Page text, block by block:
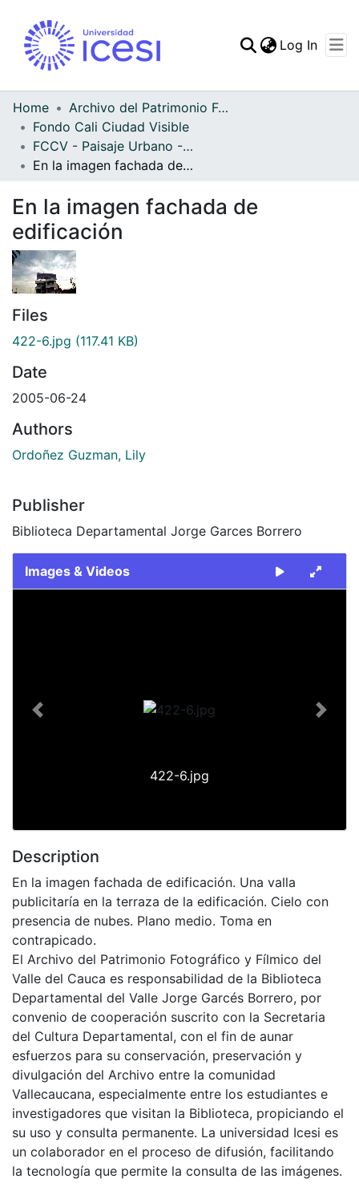
Log In
Home
Archivo del Patrimonio Fotográfico y Fílmico del Valle del Cauca
Fondo Cali Ciudad Visible
FCCV - Paisaje Urbano - Patrimonial
En la imagen fachada de edificación
En la imagen fachada de
edificación
Files
422-6.jpg (117.41 KB)
Date
2005-06-24
Authors
Ordoñez Guzman, Lily
Publisher
Biblioteca Departamental Jorge Garces Borrero
Images & Videos
422-6.jpg
Previous Next
Description
En la imagen fachada de edificación. Una valla
publicitaría en la terraza de la edificación. Cielo con
presencia de nubes. Plano medio. Toma en
contrapicado.
El Archivo del Patrimonio Fotográfico y Fílmico del
Valle del Cauca es responsabilidad de la Biblioteca
Departamental del Valle Jorge Garcés Borrero, por
convenio de cooperación suscrito con la Secretaria
del Cultura Departamental, con el fin de aunar
esfuerzos para su conservación, preservación y
divulgación del Archivo entre la comunidad
Vallecaucana, especialmente entre los estudiantes e
investigadores que visitan la Biblioteca, propiciando el
su uso y consulta permanente. La universidad Icesi es
un colaborador en el proceso de difusión, facilitando
la tecnología que permite la consulta de las imágenes.